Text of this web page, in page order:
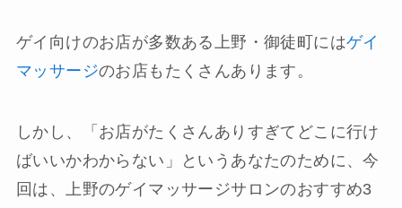
ゲイ向けのお店が多数ある上野・御徒町にはゲイ
マッサージのお店もたくさんあります。
しかし、「お店がたくさんありすぎてどこに行け
ばいいかわからない」というあなたのために、今
回は、上野のゲイマッサージサロンのおすすめ3